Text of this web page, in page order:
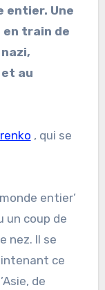
entier. Une
en train de
au
, qui se
entier’
un coup de
nez. Il se
ce
de